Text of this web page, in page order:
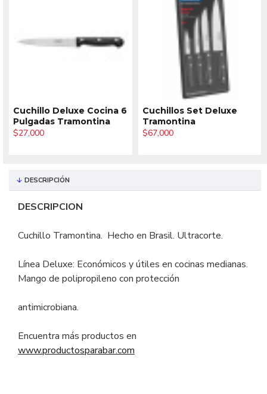
Cuchillo Deluxe Cocina 6
Pulgadas Tramontina
$27,000
Cuchillos Set Deluxe
Tramontina
$67,000
DESCRIPCIÓN
DESCRIPCION
Cuchillo Tramontina. Hecho en Brasil. Ultracorte.
Línea Deluxe: Económicos y útiles en cocinas medianas.
Mango de polipropileno con protección
antimicrobiana.
Encuentra más productos en
www.productosparabar.com